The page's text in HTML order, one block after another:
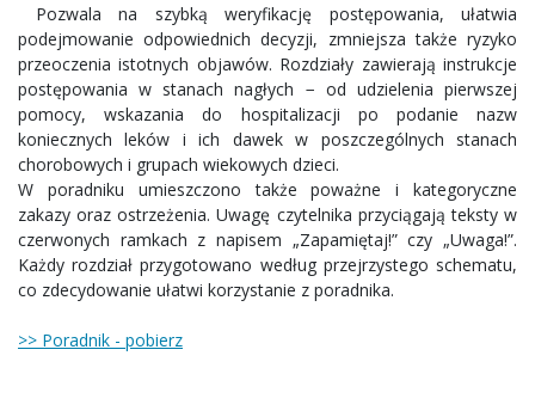
Pozwala na szybką weryfikację postępowania, ułatwia
podejmowanie odpowiednich decyzji, zmniejsza także ryzyko
przeoczenia istotnych objawów. Rozdziały zawierają instrukcje
postępowania w stanach nagłych − od udzielenia pierwszej
pomocy, wskazania do hospitalizacji po podanie nazw
koniecznych leków i ich dawek w poszczególnych stanach
chorobowych i grupach wiekowych dzieci.
W poradniku umieszczono także poważne i kategoryczne
zakazy oraz ostrzeżenia. Uwagę czytelnika przyciągają teksty w
czerwonych ramkach z napisem „Zapamiętaj!” czy „Uwaga!”.
Każdy rozdział przygotowano według przejrzystego schematu,
co zdecydowanie ułatwi korzystanie z poradnika.
>> Poradnik - pobierz